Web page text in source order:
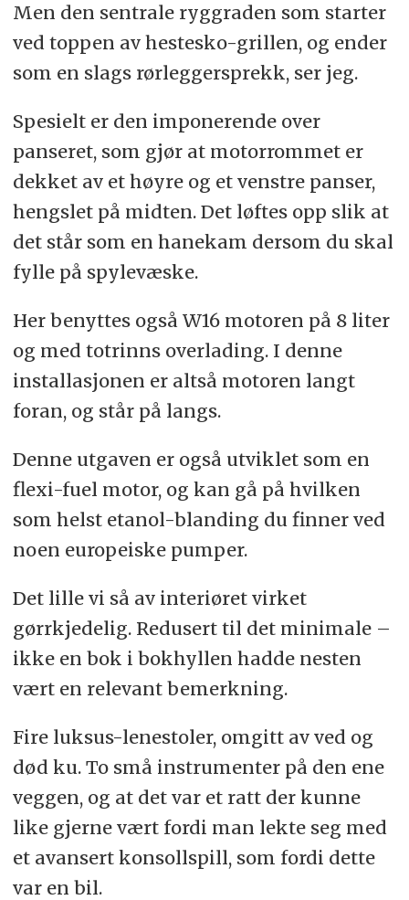
Men den sentrale ryggraden som starter
ved toppen av hestesko-grillen, og ender
som en slags rørleggersprekk, ser jeg.
Spesielt er den imponerende over
panseret, som gjør at motorrommet er
dekket av et høyre og et venstre panser,
hengslet på midten. Det løftes opp slik at
det står som en hanekam dersom du skal
fylle på spylevæske.
Her benyttes også W16 motoren på 8 liter
og med totrinns overlading. I denne
installasjonen er altså motoren langt
foran, og står på langs.
Denne utgaven er også utviklet som en
flexi-fuel motor, og kan gå på hvilken
som helst etanol-blanding du finner ved
noen europeiske pumper.
Det lille vi så av interiøret virket
gørrkjedelig. Redusert til det minimale –
ikke en bok i bokhyllen hadde nesten
vært en relevant bemerkning.
Fire luksus-lenestoler, omgitt av ved og
død ku. To små instrumenter på den ene
veggen, og at det var et ratt der kunne
like gjerne vært fordi man lekte seg med
et avansert konsollspill, som fordi dette
var en bil.